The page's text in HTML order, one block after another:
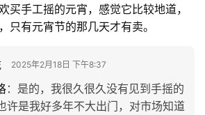
买手工摇的元宵，感觉它比较地道，
只有元宵节的那几天才有卖。
2025年2月18日 下午8:37
： 是的，我很久很久没有见到手摇的
许是我好多年不大出门，对市场知道